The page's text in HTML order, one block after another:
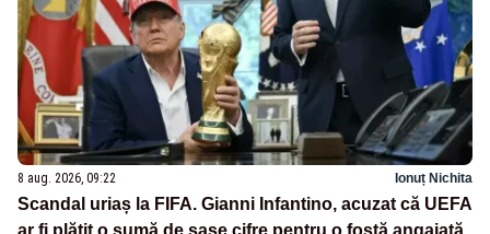
8 aug. 2026, 09:22 Ionuț Nichita
Scandal uriaș la FIFA. Gianni Infantino, acuzat că UEFA